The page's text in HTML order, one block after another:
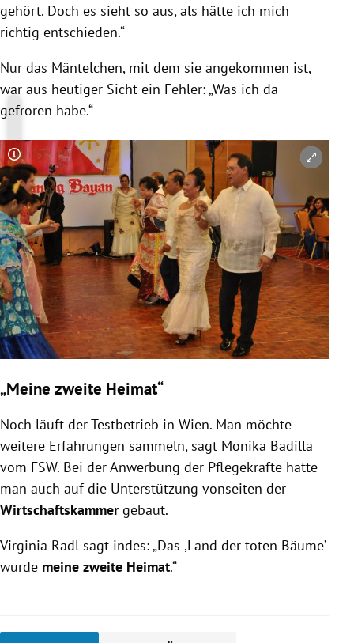
gehört. Doch es sieht so aus, als hätte ich mich
richtig entschieden.“
Nur das Mäntelchen, mit dem sie angekommen ist,
war aus heutiger Sicht ein Fehler: „Was ich da
gefroren habe.“
Copyright-Hinweis öffnen/schließen
„Meine zweite Heimat“
Noch läuft der Testbetrieb in Wien. Man möchte
weitere Erfahrungen sammeln, sagt Monika Badilla
vom FSW. Bei der Anwerbung der Pflegekräfte hätte
man auch auf die Unterstützung vonseiten der
Wirtschaftskammergebaut.
Virginia Radl sagt indes: „Das ,Land der toten Bäume’
wurde meine zweite Heimat.“